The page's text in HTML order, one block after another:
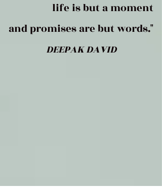
life is but a moment
and promises are but words."
DEEPAK DAVID